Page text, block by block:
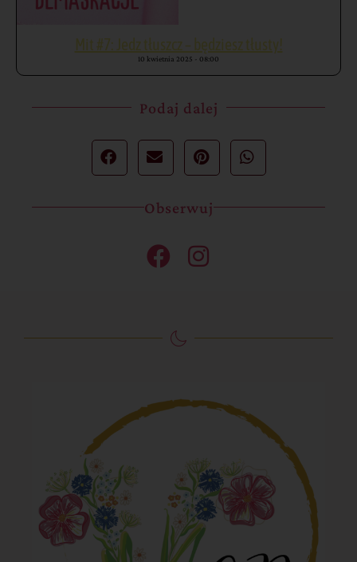
Mit #7: Jedz tłuszcz – będziesz tłusty!
10 kwietnia 2025 08:00
Podaj dalej
Obserwuj